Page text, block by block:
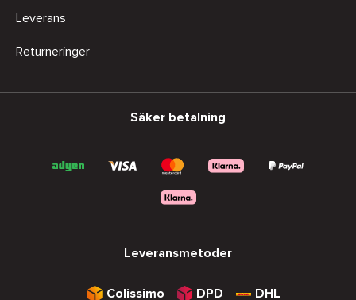
Leverans
Returneringer
Säker betalning
Leveransmetoder
Colissimo DPD DHL